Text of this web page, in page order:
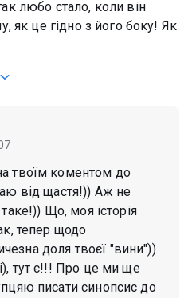
любо стало, коли він
як це гідно з його боку! Як
твоїм коментом до
від щастя!)) Аж не
Що, моя історія
тепер щодо
доля твоєї "вини"))
тут є!!! Про це ми ще
писати синопсис до